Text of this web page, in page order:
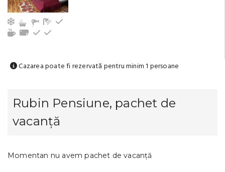
Aer condiționatBaie cu duș (privat)
Aparat de ceai/cafea
Prosoape
La etaj
Cazarea poate fi rezervată pentru minim 1 persoane
Rubin Pensiune, pachet de
vacanță
Momentan nu avem pachet de vacanță